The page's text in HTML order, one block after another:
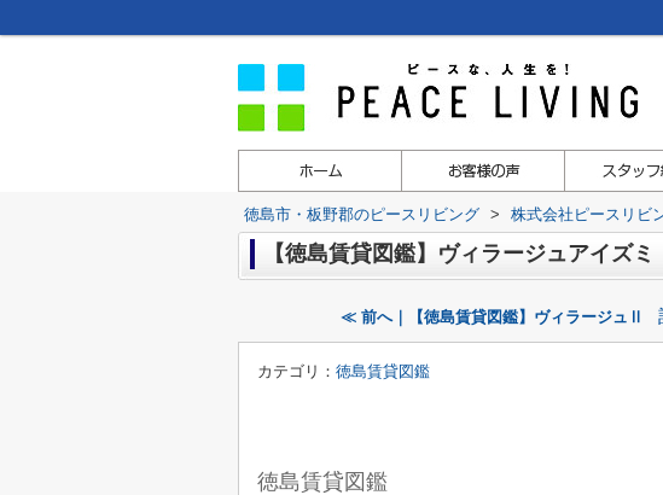
徳島市・板野郡のピースリビング > 株式会社ピースリビ
【徳島賃貸図鑑】ヴィラージュアイズミ
≪ 前へ｜【徳島賃貸図鑑】ヴィラージュⅡ
カテゴリ： 徳島賃貸図鑑
徳島賃貸図鑑